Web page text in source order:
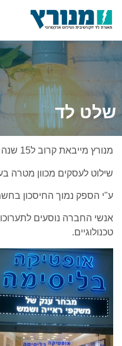
שלט לד
מנורץ מייבאת קרוב ל15 שנה שלטים אלקטרונים ומסכים.
שילוט לעסקים מכוון מטרה
ע"י הספק נמוך החיסכון
אנשי החברה נוסעים
טכנולוגיים.